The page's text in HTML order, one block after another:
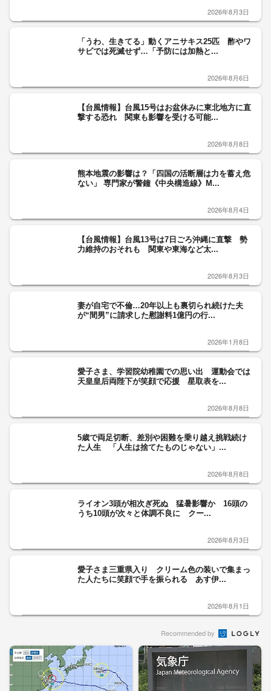
2026年8月3日
「うわ、生きてる」動くアニサキス25匹 酢やワ
サビでは死滅せず…「予防には加熱と...
2026年8月6日
【台風情報】台風15号はお盆休みに東北地方に直
撃する恐れ 関東も影響を受ける可能...
2026年8月8日
熊本地震の影響は？「四国の活断層は力を蓄え危
ない」 専門家が警鐘《中央構造線》M...
2026年8月4日
【台風情報】台風13号は7日ごろ沖縄に直撃 勢
力維持のおそれも 関東や東海など太...
2026年8月3日
妻が自宅で不倫…20年以上も裏切られ続けた夫
が“間男”に請求した慰謝料1億円の行...
2026年1月8日
愛子さま、学習院幼稚園での思い出 運動会では
天皇皇后両陛下が笑顔で応援 星取表を...
2026年8月8日
5歳で両足切断、差別や困難を乗り越え挑戦続け
た人生 「人生は捨てたものじゃない」...
2026年8月8日
ライオン3頭が相次ぎ死ぬ 猛暑影響か 16頭の
うち10頭が次々と体調不良に クー...
2026年8月3日
愛子さま三重県入り クリーム色の装いで集まっ
た人たちに笑顔で手を振られる あす伊...
2026年8月1日
Recommended by